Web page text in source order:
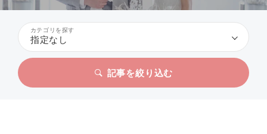
カテゴリを探す
指定なし
記事を絞り込む